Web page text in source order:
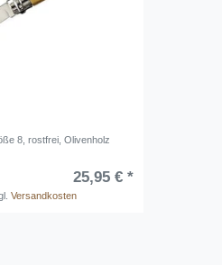
8, rostfrei, Olivenholz
25,95 € *
Versandkosten